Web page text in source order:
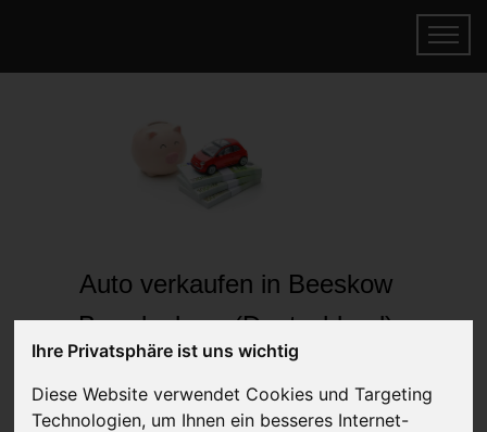
Ihre Privatsphäre ist uns wichtig
Diese Website verwendet Cookies und Targeting
Technologien, um Ihnen ein besseres Internet-
Auto verkaufen in Beeskow
Brandenburg (Deutschland)
Online Auto verkaufen & gratis abholen
lassen
Auf Wunsch sofort Geld für Ihr Auto erhalten